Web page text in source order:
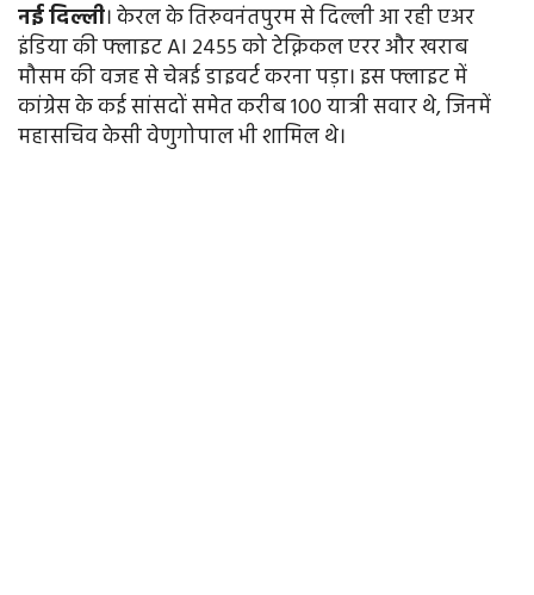
नईदिल्ली। केरल के तिरुवनंतपुरम से दिल्ली आ रही एअर
इंडिया की फ्लाइट AI 2455 को टेक्निकल एरर और खराब
मौसम की वजह से चेन्नई डाइवर्ट करना पड़ा। इस फ्लाइट में
कांग्रेस के कई सांसदों समेत करीब 100 यात्री सवार थे, जिनमें
महासचिव केसी वेणुगोपाल भी शामिल थे।